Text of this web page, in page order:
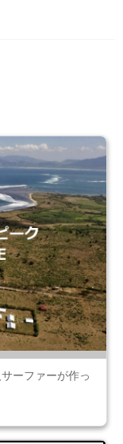
ーファーが作っ